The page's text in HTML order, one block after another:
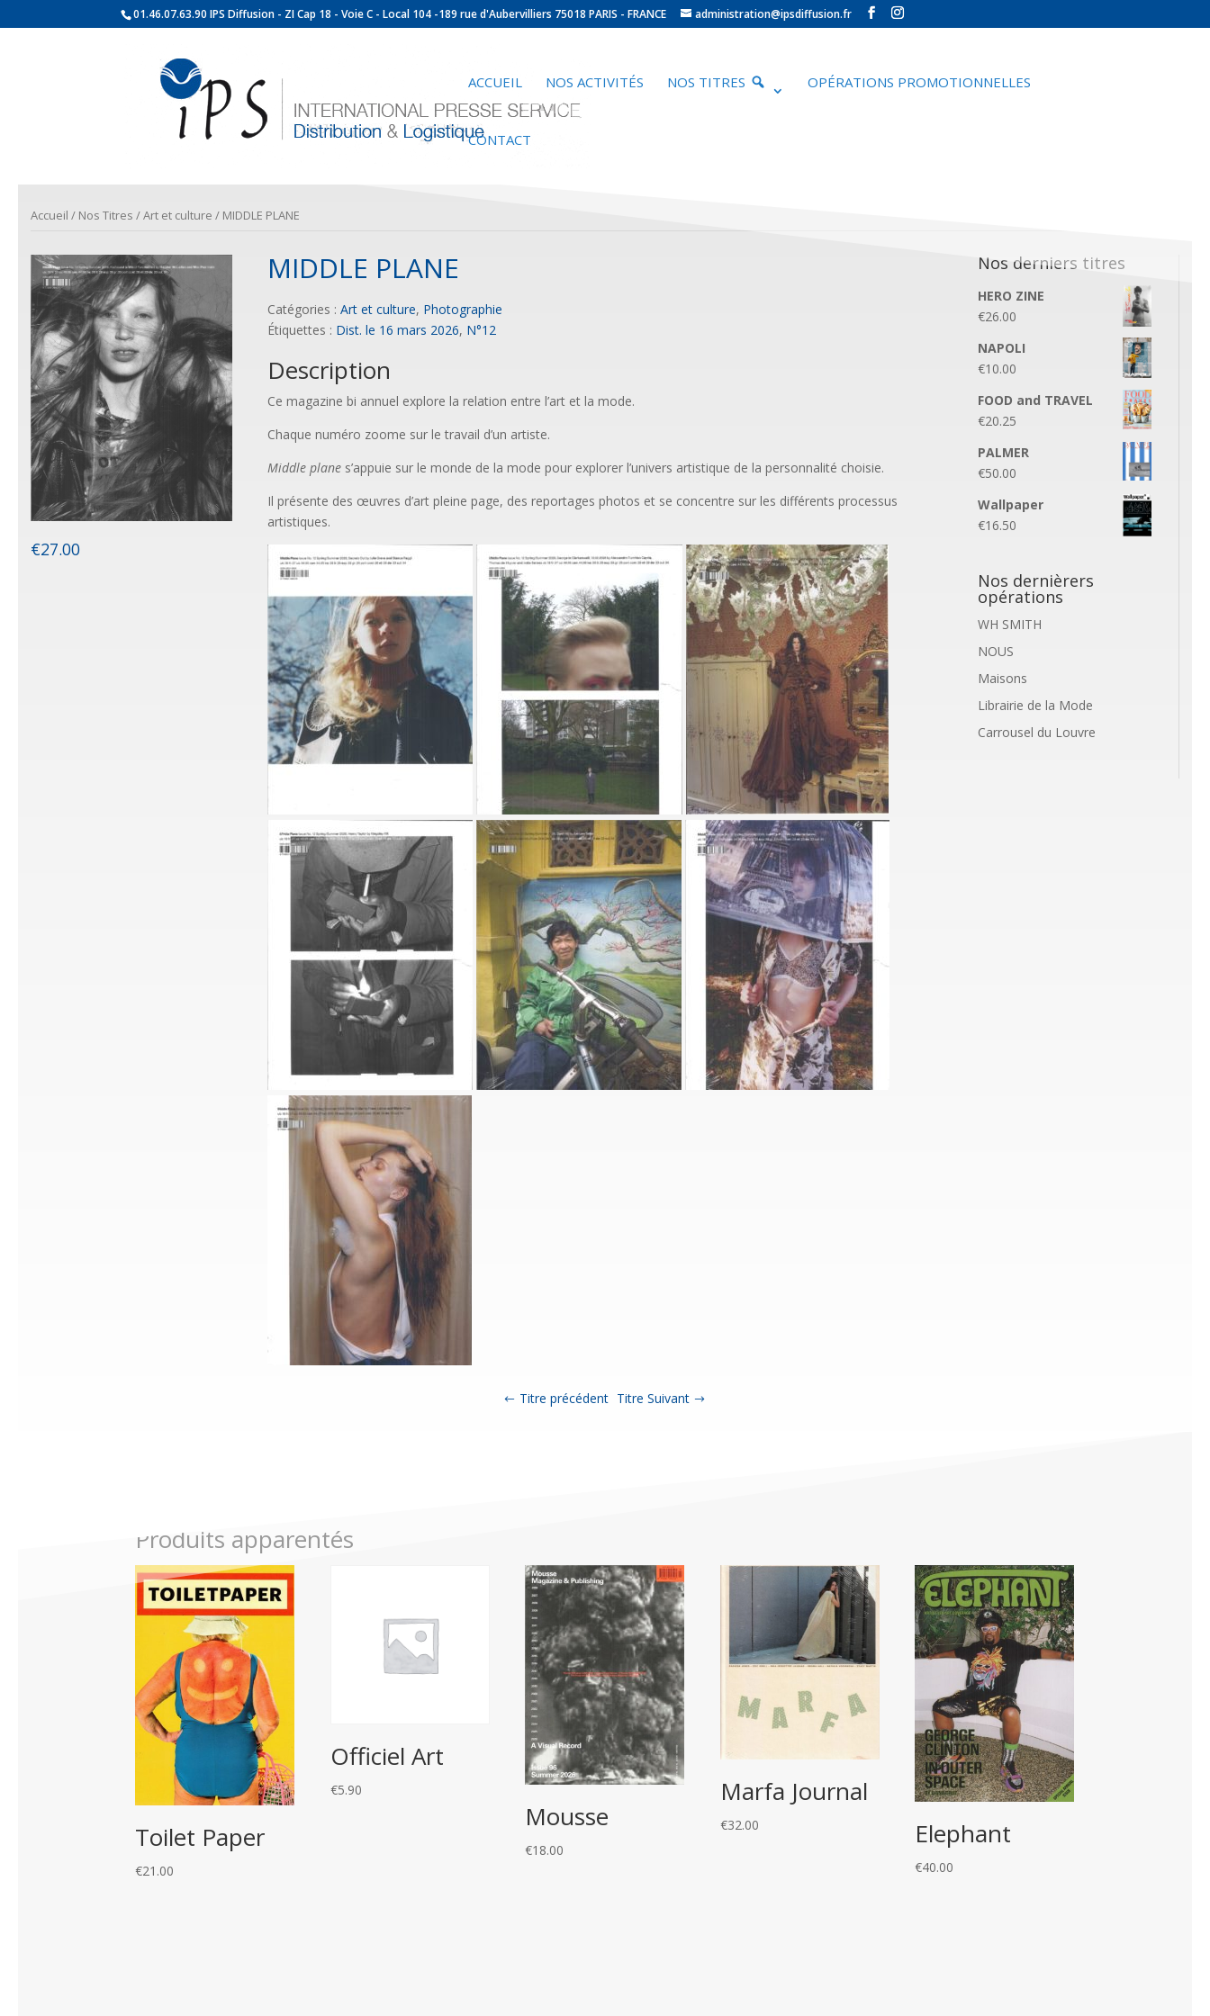
01.46.07.63.90 IPS Diffusion - ZI Cap 18 - Voie C - Local 104 -189 rue d'Aubervilliers 75018 PARIS - FRANCE administration@ipsdiffusion.fr
ACCUEIL NOS ACTIVITÉS NOS TITRES OPÉRATIONS PROMOTIONNELLES
CONTACT
Accueil / Nos Titres /Art et culture / MIDDLE PLANE
€27.00
MIDDLE PLANE
Catégories : Art et culture, Photographie
Étiquettes : Dist. le 16 mars 2026, N°12
Description
Ce magazine bi annuel explore la relation entre l’art et la mode.
Chaque numéro zoome sur le travail d’un artiste.
Middle planes’appuie sur le monde de la mode pour explorer l’univers artistique de la personnalité choisie.
Il présente des œuvres d’art pleine page, des reportages photos et se concentre sur les différents processus
artistiques.
Titre précédent Titre Suivant
Nos derniers titres
HERO ZINE
€26.00
NAPOLI
€10.00
FOOD and TRAVEL
€20.25
PALMER
€50.00
Wallpaper
€16.50
Nos dernièrers
opérations
WH SMITH
NOUS
Maisons
Librairie de la Mode
Carrousel du Louvre
Produits apparentés
Toilet Paper
€21.00
Officiel Art
€5.90
Mousse
€18.00
Marfa Journal
€32.00 Elephant
€40.00